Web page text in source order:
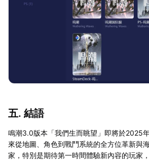
五. 結語
鳴潮3.0版本「我們生而眺望」即將於2025
來從地圖、角色到戰鬥系統的全方位革新與
家，特別是期待第一時間體驗新內容的玩家